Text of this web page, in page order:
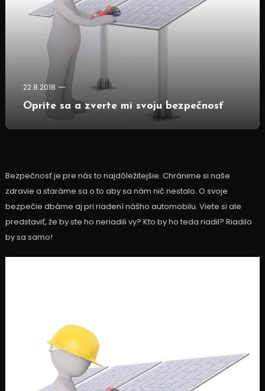
22.8.2018
Oprite sa a zverte mi svoju bezpečnosť
Bezpečnosť je pre nás to najdôležitejšie. Chránime si naše
zdravie a staráme sa o to aby sa nám nič nestalo. O svoje
bezpečie dbáme aj pri riadení nášho automobilu. Viete si ale
predstaviť, že by ste ho neriadili vy? Kto by ho teda riadil? Riadilo
by sa samo!